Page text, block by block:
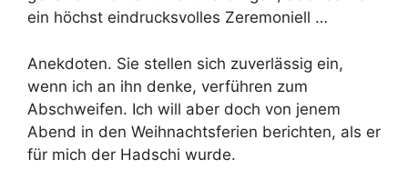
ein höchst eindrucksvolles Zeremoniell …
Anekdoten. Sie stellen sich zuverlässig ein,
wenn ich an ihn denke, verführen zum
Abschweifen. Ich will aber doch von jenem
Abend in den Weihnachtsferien berichten, als er
für mich der Hadschi wurde.